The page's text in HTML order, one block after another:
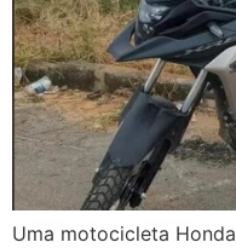
Uma motocicleta